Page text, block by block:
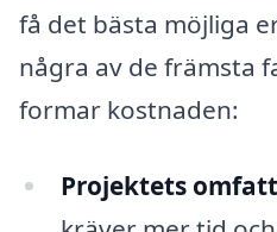
få det bästa möjliga
några av de främsta
formar kostnaden:
Projektets